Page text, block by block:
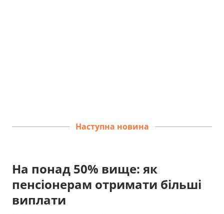
Наступна новина
На понад 50% вище: як
пенсіонерам отримати більші
виплати